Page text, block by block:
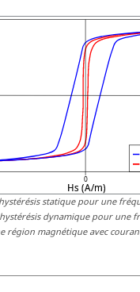
statique pour une
dynamique pour une
région magnétique avec